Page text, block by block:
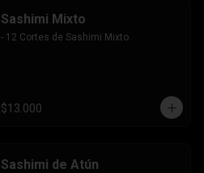
Sashimi Mixto
- 12 Cortes de Sashimi Mixto.
$13.000
Sashimi de Atún